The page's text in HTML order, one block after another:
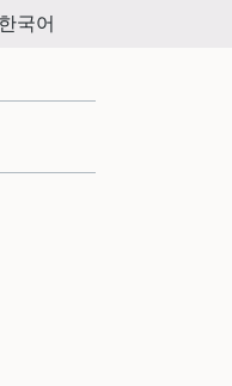
한국어